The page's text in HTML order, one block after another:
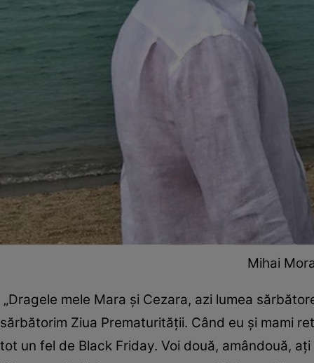
Mihai
„Dragele mele Mara și Cezara, azi lumea
sărbătorim Ziua Prematurității. Când eu și mami
tot un fel de Black Friday. Voi două, amândouă,